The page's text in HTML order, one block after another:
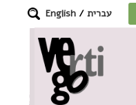
עברית /
English